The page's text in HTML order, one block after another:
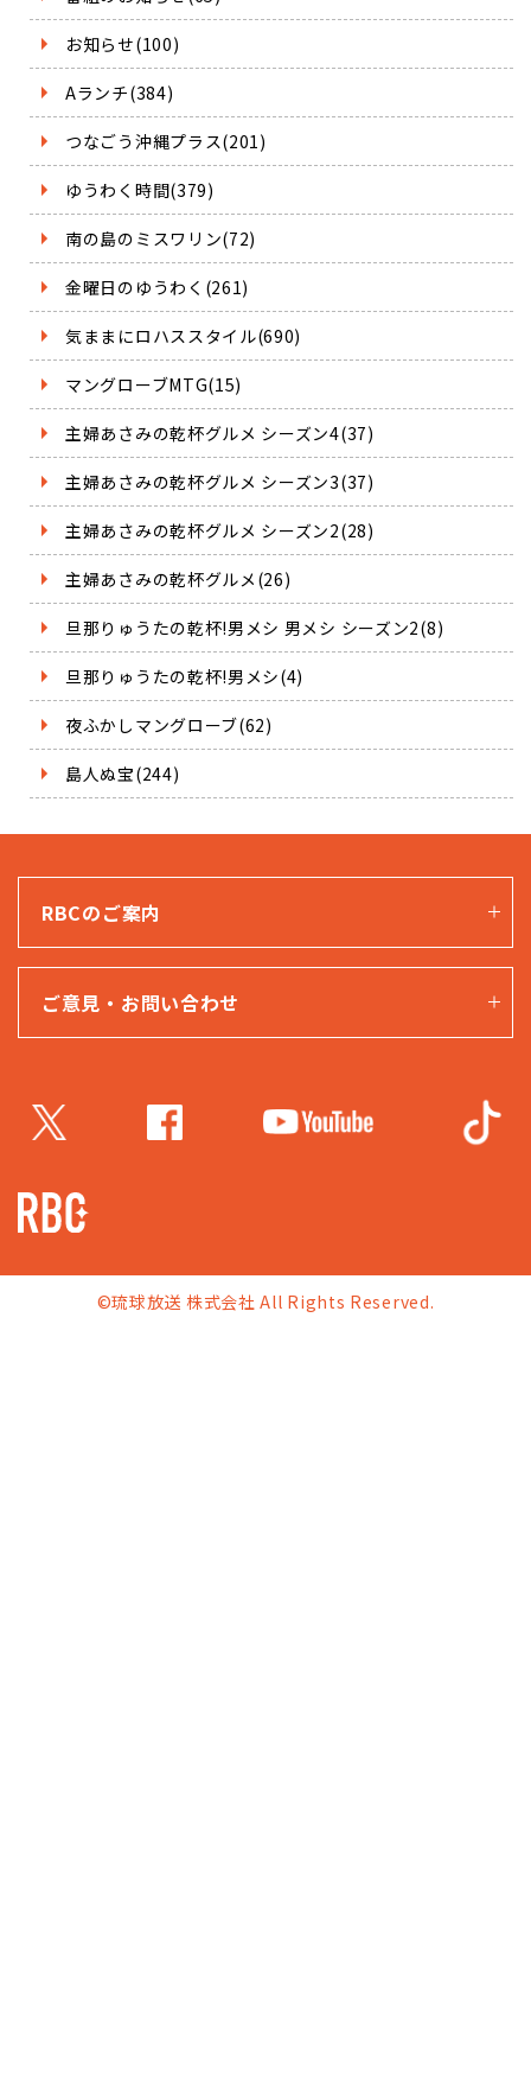
お知らせ(100)
Aランチ(384)
つなごう沖縄プラス(201)
ゆうわく時間(379)
南の島のミスワリン(72)
金曜日のゆうわく(261)
気ままにロハススタイル(690)
マングローブMTG(15)
主婦あさみの乾杯グルメ シーズン4(37)
主婦あさみの乾杯グルメ シーズン3(37)
主婦あさみの乾杯グルメ シーズン2(28)
主婦あさみの乾杯グルメ(26)
旦那りゅうたの乾杯!男メシ 男メシ シーズン2(8)
旦那りゅうたの乾杯!男メシ(4)
夜ふかしマングローブ(62)
島人ぬ宝(244)
RBCのご案内
ご意見・お問い合わせ
©琉球放送 株式会社 All Rights Reserved.